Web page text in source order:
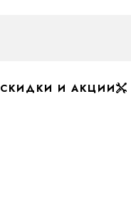
СКИДКИ И АКЦИИ